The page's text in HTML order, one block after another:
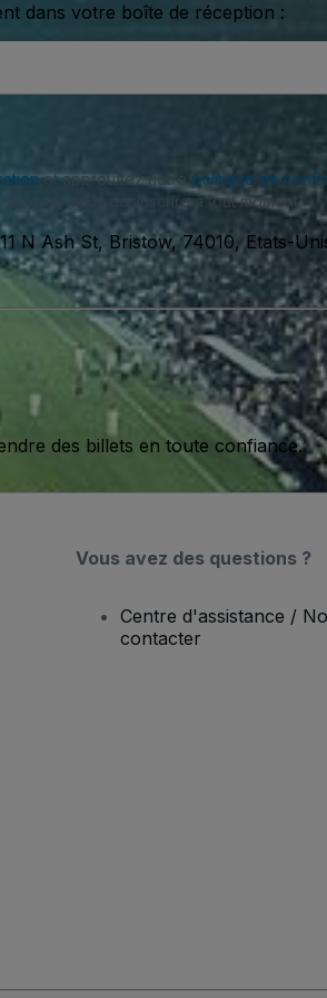
dans votre boîte de réception :
et approuvez notre politique de
pouvez vous désinscrire à tout moment.
N Ash St, Bristow, 74010, Etats-
des billets en toute confiance.
Vous avez des questions ?
Centre d'assistance /
contacter